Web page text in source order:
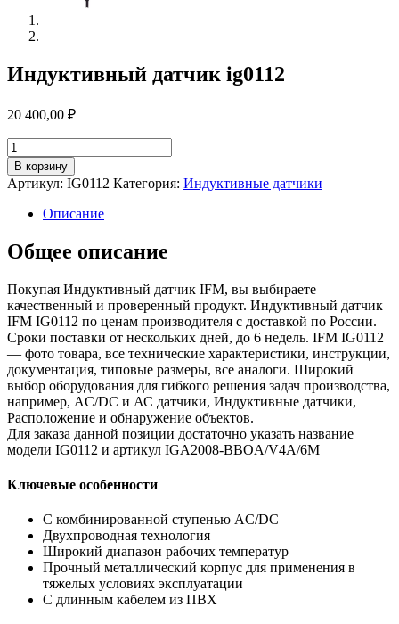
Индуктивный датчик ig0112
20 400,00 ₽
Количество
товара
Индуктивный
датчик
ig0112
В корзину
Артикул: IG0112 Категория: Индуктивные датчики
Описание
Общее описание
Покупая Индуктивный датчик IFM, вы выбираете
качественный и проверенный продукт. Индуктивный датчик
IFM IG0112 по ценам производителя с доставкой по России.
Сроки поставки от нескольких дней, до 6 недель. IFM IG0112
— фото товара, все технические характеристики, инструкции,
документация, типовые размеры, все аналоги. Широкий
выбор оборудования для гибкого решения задач производства,
например, AC/DC и АС датчики, Индуктивные датчики,
Расположение и обнаружение объектов.
Для заказа данной позиции достаточно указать название
модели IG0112 и артикул IGA2008-BBOA/V4A/6M
Ключевые особенности
С комбинированной ступенью AC/DC
Двухпроводная технология
Широкий диапазон рабочих температур
Прочный металлический корпус для применения в
тяжелых условиях эксплуатации
С длинным кабелем из ПВХ